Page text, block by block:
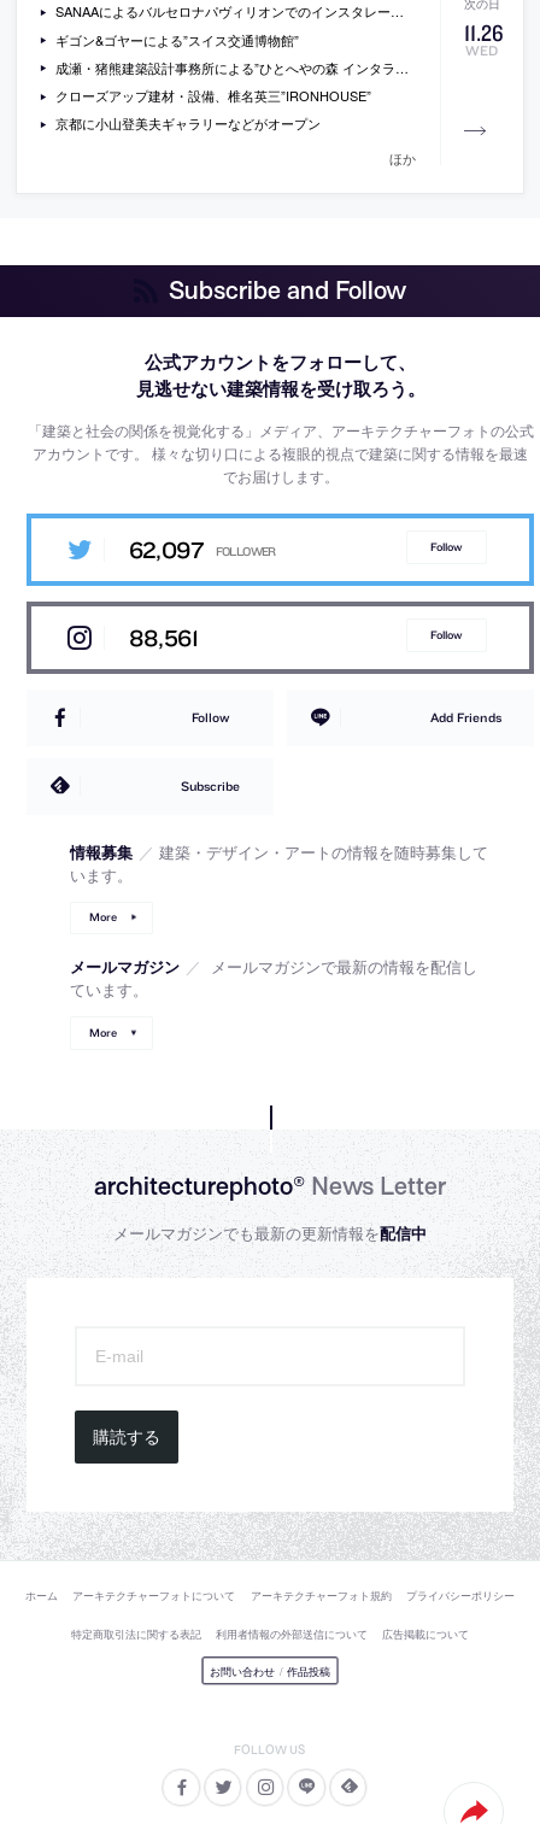
11.26
WED
SANAAによるバルセロナパヴィリオンでのインスタレーション
ギゴン&ゴヤーによる”スイス交通博物館”
成瀬・猪熊建築設計事務所による”ひとへやの森 インタラクティブな風景展”
クローズアップ建材・設備、椎名英三”IRONHOUSE”
京都に小山登美夫ギャラリーなどがオープン
ほか
Subscribe and Follow
公式アカウントをフォローして、
見逃せない建築情報を受け取ろう。
「建築と社会の関係を視覚化する」メディア、アーキテクチャーフォトの公式
アカウントです。様々な切り口による複眼的視点で建築に関する情報を最速
でお届けします。
62,097 Follow
88,561 Follow
Follow Add Friends
Subscribe
情報募集 ／ 建築・デザイン・アートの情報を随時募集して
います。
More
メールマガジン ／
メールマガジンで最新の情報を配信し
ています。
More
architecturephoto®News Letter
メールマガジンでも最新の更新情報を配信中
購読する
ホーム アーキテクチャーフォトについて アーキテクチャーフォト規約 プライバシーポリシー
特定商取引法に関する表記 利用者情報の外部送信について 広告掲載について
お問い合わせ / 作品投稿